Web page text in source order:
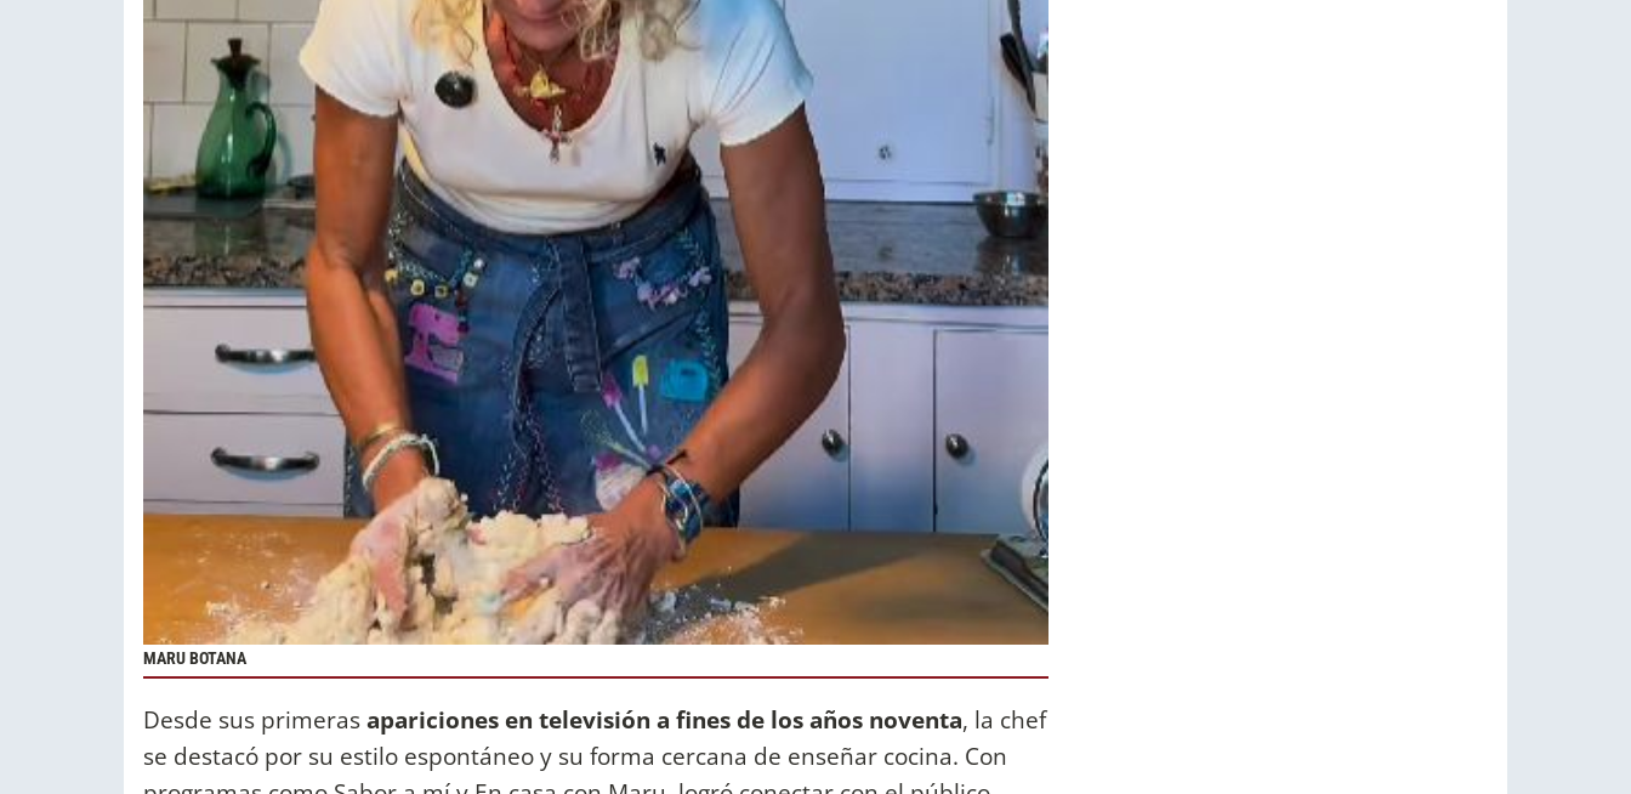
MARU BOTANA
Desde sus primerasapariciones en televisión a fines de los años noventa, la chef
se destacó por su estilo espontáneo y su forma cercana de enseñar cocina. Con